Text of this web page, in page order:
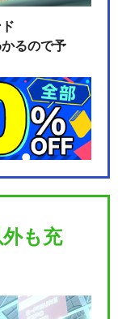
るので予
も充